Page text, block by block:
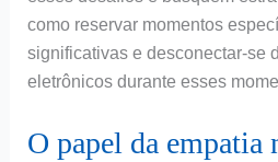
como reservar momentos
significativas e desconectar-se
eletrônicos durante esses
O papel da empatia